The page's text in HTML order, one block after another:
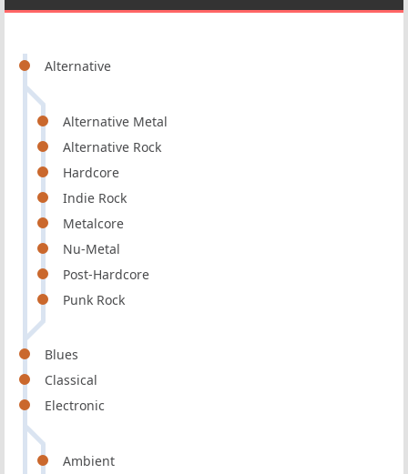
Alternative
Alternative Metal
Alternative Rock
Hardcore
Indie Rock
Metalcore
Nu-Metal
Post-Hardcore
Punk Rock
Blues
Classical
Electronic
Ambient